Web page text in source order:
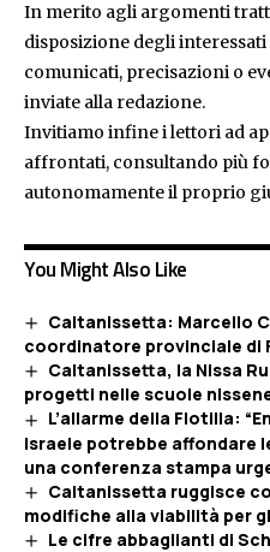
In merito agli argomenti
disposizione degli
comunicati, precisazioni o
inviate alla redazione.
Invitiamo infine i lettori ad
affrontati, consultando più
autonomamente il proprio
You Might Also Like
Caltanissetta: Marcello
coordinatore provinciale di
Caltanissetta, la Nissa
progetti nelle scuole
L’allarme della Flotilla:
Israele potrebbe affondare
una conferenza stampa
Caltanissetta ruggisce
modifiche alla viabilità per
Le cifre abbaglianti di